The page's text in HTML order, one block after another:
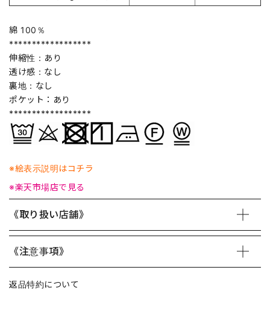
綿 100％
******************
伸縮性：あり
透け感：なし
裏地：なし
ポケット：あり
******************
※絵表示説明はコチラ
※楽天市場店で見る
《取り扱い店舗》
《注意事項》
返品特約について